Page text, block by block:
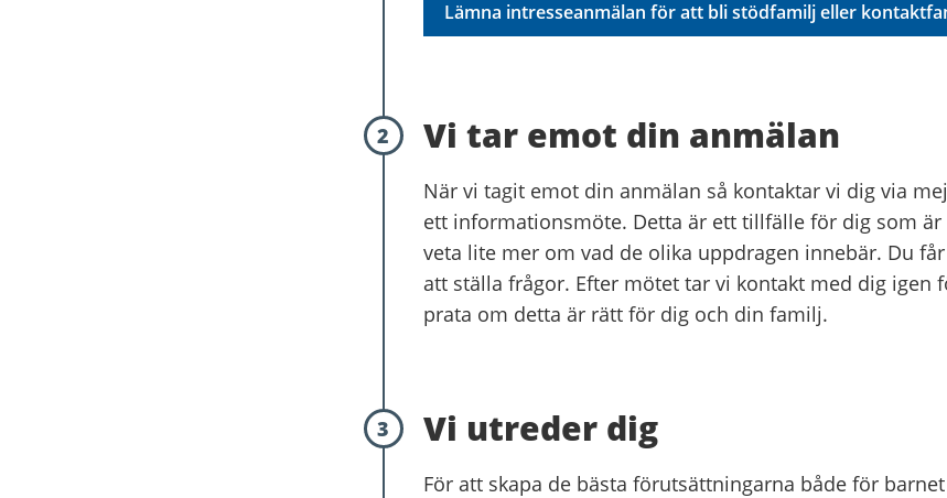
Lämna intresseanmälan för att bli stödfamilj eller
2 Vi tar emot din anmälan
När vi tagit emot din anmälan så kontaktar vi dig via
ett informationsmöte. Detta är ett tillfälle för dig som är
veta lite mer om vad de olika uppdragen innebär. Du
att ställa frågor. Efter mötet tar vi kontakt med dig igen
prata om detta är rätt för dig och din familj.
3 Vi utreder dig
För att skapa de bästa förutsättningarna både för